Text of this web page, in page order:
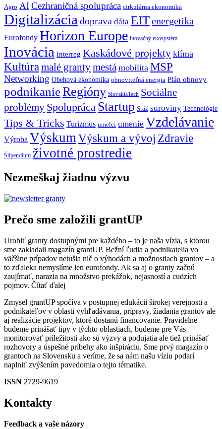
Agro AICezhraničná spolupráca cirkulárna ekonomika
Digitalizáciadoprava dáta EITenergetika
Eurofondy Horizon Europe inovačný ekosystém
Inovácia Interreg Kaskádové projekty klíma
Kultúramalé grantymestá mobilita MSP
Networking Obehová ekonomika obnoviteľná energia Plán obnovy
podnikanieRegióny SlovakiaTech Sociálne
problémy Spolupráca Startup Stáž suroviny Technológie
Tips & Tricks Turizmus umelci umenie Vzdelávanie
Výroba VýskumVýskum a vývoj Zdravie
Štipendium životné prostredie
Nezmeškaj žiadnu výzvu
Prečo sme založili grantUP
Urobiť granty dostupnými pre každého – to je naša vízia, s ktorou
sme zakladali magazín grantUP. Bežní ľudia a podnikatelia vo
väčšine prípadov netušia nič o výhodách a možnostiach grantov – a
to zďaleka nemyslíme len eurofondy. Ak sa aj o granty začnú
zaujímať, narazia na množstvo prekážok, nejasností a cudzích
pojmov. Čítať ďalej
Zmysel grantUP spočíva v postupnej edukácii širokej verejnosti a
podnikateľov v oblasti vyhľadávania, prípravy, žiadania grantov ale
aj realizácie projektov, ktoré dostanú financovanie. Pravidelne
budeme prinášať tipy v týchto oblastiach, budeme pre Vás
monitorovať príležitosti ako sú výzvy a podujatia ale tiež prinášať
rozhovory a úspešné príbehy ako inšpiráciu. Sme prvý magazín o
grantoch na Slovensku a veríme, že sa nám našu víziu podarí
naplniť zvýšením povedomia o tejto tématike.
ISSN 2729-9619
Kontakty
Feedback a vaše názory